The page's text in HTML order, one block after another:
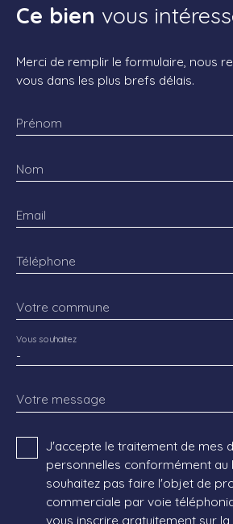
Ce bien vous
Merci de remplir le formulaire, nous
vous dans les plus brefs délais.
Prénom
Nom
Email
Téléphone
Votre commune
-
Vous souhaitez
Votre message
J'accepte le traitement de mes
personnelles conformément au
souhaitez pas faire l'objet de
commerciale par voie
vous inscrire gratuitement sur